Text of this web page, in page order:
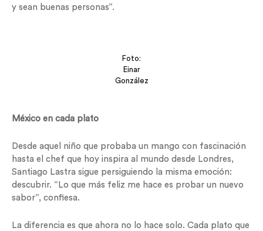
y sean buenas personas”.
Foto:
Einar
González
México en cada plato
Desde aquel niño que probaba un mango con fascinación
hasta el chef que hoy inspira al mundo desde Londres,
Santiago Lastra sigue persiguiendo la misma emoción:
descubrir. “Lo que más feliz me hace es probar un nuevo
sabor”, confiesa.
La diferencia es que ahora no lo hace solo. Cada plato que